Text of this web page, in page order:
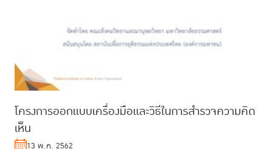
โครงการออกแบบเครื่องมือและวิธีในการสำรวจความคิด
เห็น
13 พ.ค. 2562